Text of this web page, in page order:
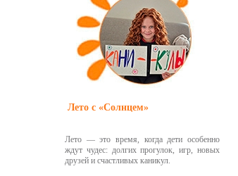
Лето с «Солнцем»
Лето — это время, когда дети особенно
ждут чудес: долгих прогулок, игр, новых
друзей и счастливых каникул.